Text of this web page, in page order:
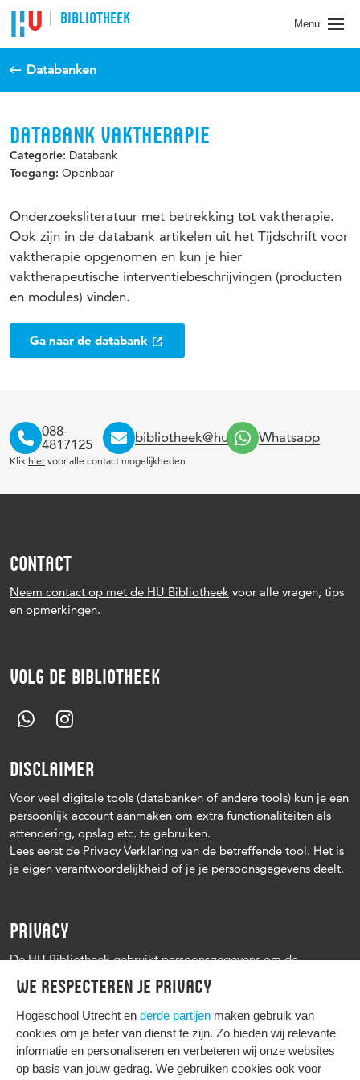
We respecteren je privacy
Hogeschool Utrecht en derde partijen maken gebruik van
cookies om je beter van dienst te zijn. Zo bieden wij relevante
informatie en personaliseren en verbeteren wij onze websites
op basis van jouw gedrag. We gebruiken cookies ook voor
BIBLIOTHEEK Menu
Databanken
DATABANK VAKTHERAPIE
Categorie: Databank
Toegang: Openbaar
Onderzoeksliteratuur met betrekking tot vaktherapie.
Ook zijn in de databank artikelen uit het Tijdschrift voor
vaktherapie opgenomen en kun je hier
vaktherapeutische interventiebeschrijvingen (producten
en modules) vinden.
Ga naar de databank
088-
4817125
bibliotheek@hu.nl Whatsapp
Klik hier voor alle contact mogelijkheden
CONTACT
Neem contact op met de HU Bibliotheek voor alle vragen, tips
en opmerkingen.
VOLG DE BIBLIOTHEEK
DISCLAIMER
Voor veel digitale tools (databanken of andere tools) kun je een
persoonlijk account aanmaken om extra functionaliteiten als
attendering, opslag etc. te gebruiken.
Lees eerst de Privacy Verklaring van de betreffende tool. Het is
je eigen verantwoordelijkheid of je je persoonsgegevens deelt.
PRIVACY
De HU Bibliotheek gebruikt persoonsgegevens om de
leenprocedure te kunnen uitvoeren, onder andere voor het
versturen van herinneringen en informatie over reserveringen.
Zie verder het Privacy statement Hogeschool Utrecht